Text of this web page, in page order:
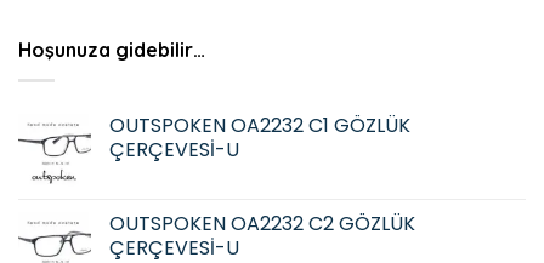
Hoşunuza gidebilir…
OUTSPOKEN OA2232 C1 GÖZLÜK
ÇERÇEVESİ-U
OUTSPOKEN OA2232 C2 GÖZLÜK
ÇERÇEVESİ-U